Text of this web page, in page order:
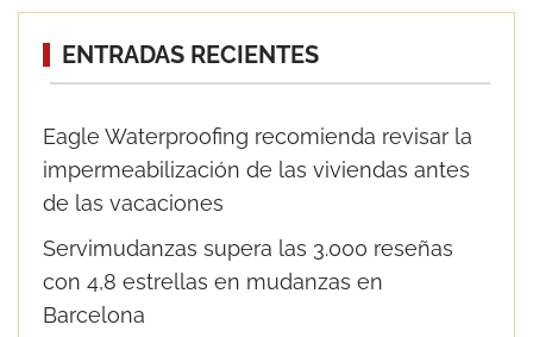
ENTRADAS RECIENTES
Eagle Waterproofing recomienda revisar la
impermeabilización de las viviendas antes
de las vacaciones
Servimudanzas supera las 3.000 reseñas
con 4,8 estrellas en mudanzas en
Barcelona